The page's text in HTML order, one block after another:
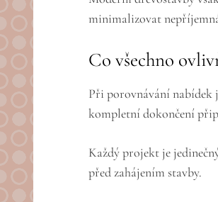
minimalizovat
Co všechno
Při porovnávání nabídek
kompletní dokončení
Každý projekt je
před zahájením stavby.